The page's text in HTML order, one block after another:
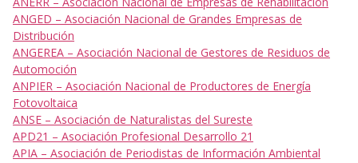
ANGED – Asociación Nacional de Grandes Empresas de
Distribución
ANGEREA – Asociación Nacional de Gestores de Residuos de
Automoción
ANPIER – Asociación Nacional de Productores de Energía
Fotovoltaica
ANSE – Asociación de Naturalistas del Sureste
APD21 – Asociación Profesional Desarrollo 21
APIA – Asociación de Periodistas de Información Ambiental